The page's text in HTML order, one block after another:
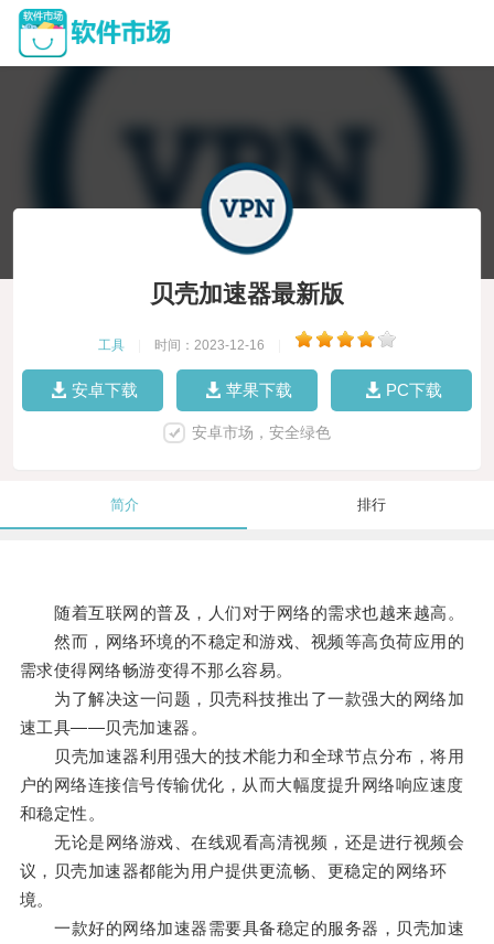
贝壳加速器最新版
工具 时间：2023-12-16
安卓下载 苹果下载 PC下载
安卓市场，安全绿色
简介 排行
随着互联网的普及，人们对于网络的需求也越来越高。
然而，网络环境的不稳定和游戏、视频等高负荷应用的
需求使得网络畅游变得不那么容易。
为了解决这一问题，贝壳科技推出了一款强大的网络加
速工具——贝壳加速器。
贝壳加速器利用强大的技术能力和全球节点分布，将用
户的网络连接信号传输优化，从而大幅度提升网络响应速度
和稳定性。
无论是网络游戏、在线观看高清视频，还是进行视频会
议，贝壳加速器都能为用户提供更流畅、更稳定的网络环
境。
一款好的网络加速器需要具备稳定的服务器，贝壳加速